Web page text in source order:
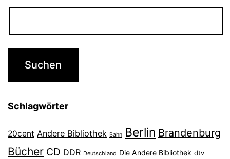
Schlagwörter
20cent Andere Bibliothek Bahn Berlin Brandenburg
Bücher CD DDR Deutschland Die Andere Bibliothek dtv